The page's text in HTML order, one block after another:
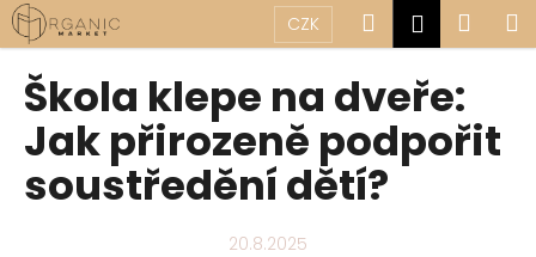
Přejít
na
obsah
CZK Hledat
Škola klepe na dveře:
Jak přirozeně podpořit
soustředění dětí?
20.8.2025
K
o
C
o
p